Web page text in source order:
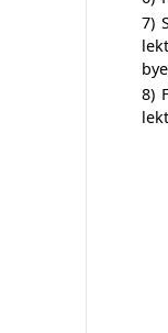
7)
8)